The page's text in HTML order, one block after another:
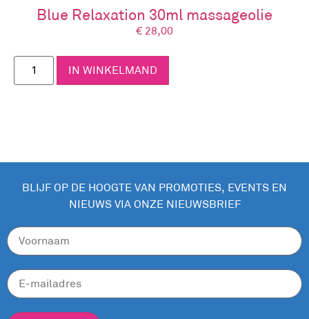
Blue Relaxation 30ml massageolie
€ 28,00
IN WINKELMAND
BLIJF OP DE HOOGTE VAN PROMOTIES, EVENTS EN
NIEUWS VIA ONZE NIEUWSBRIEF